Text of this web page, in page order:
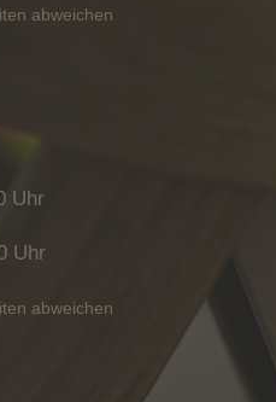
abweichen
Uhr
Uhr
abweichen